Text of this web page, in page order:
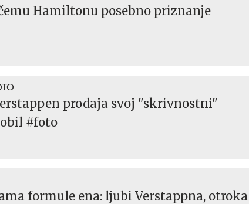
Hamiltonu posebno priznanje
prodaja svoj "skrivnostni"
#foto
formule ena: ljubi Verstappna, otroka